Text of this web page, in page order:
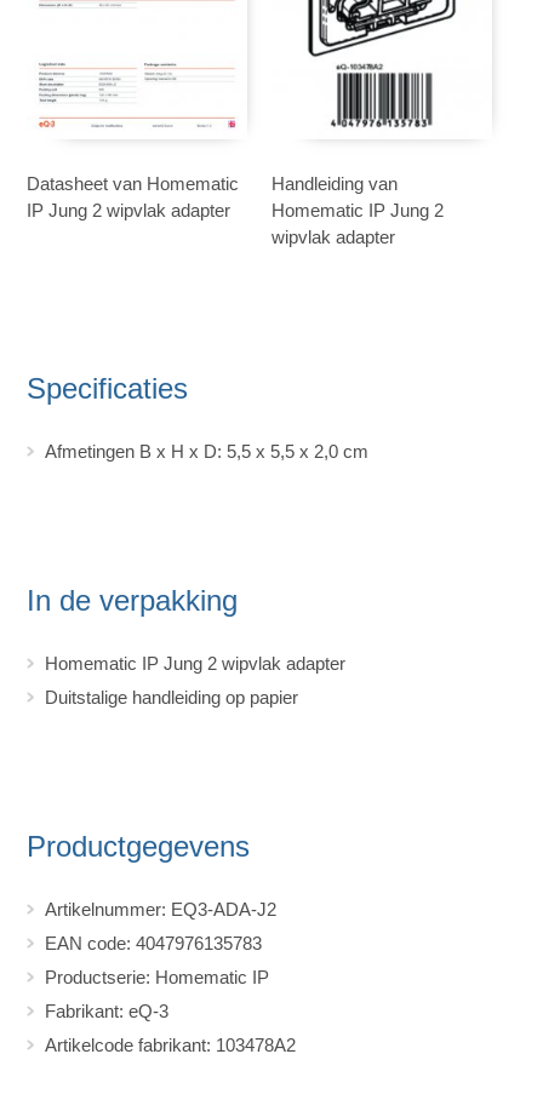
Datasheet van Homematic
IP Jung 2 wipvlak adapter
Handleiding van
Homematic IP Jung 2
wipvlak adapter
Specificaties
Afmetingen B x H x D: 5,5 x 5,5 x 2,0 cm
In de verpakking
Homematic IP Jung 2 wipvlak adapter
Duitstalige handleiding op papier
Productgegevens
Artikelnummer: EQ3-ADA-J2
EAN code: 4047976135783
Productserie: Homematic IP
Fabrikant: eQ-3
Artikelcode fabrikant: 103478A2